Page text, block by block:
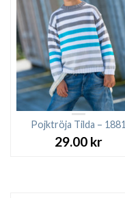
Pojktröja Tilda – 1881
29.00 kr